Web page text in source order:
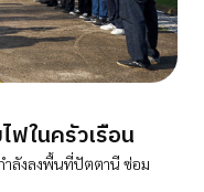
ในครัวเรือน
ำลังลงพื้นที่ปัตตานี ซ่อม